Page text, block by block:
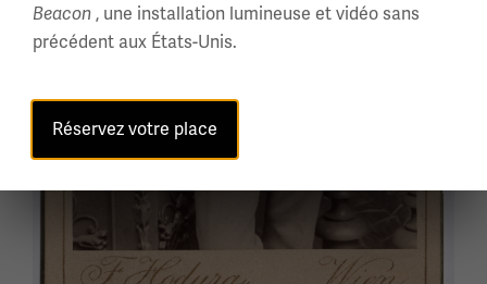
Beacon , une installation lumineuse et vidéo sans
précédent aux États-Unis.
Réservez votre place